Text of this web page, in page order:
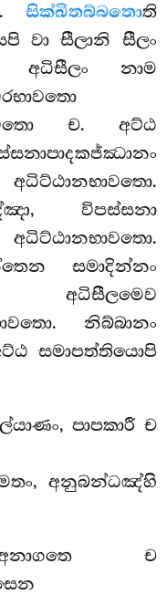
සික්ඛිතබ්බතොති
වා සීලානි සීලං
අධිසීලං නාම
ච. අට්ඨ
විපස්සනා
සමාදින්නං
අධිසීලමෙව
නිබ්බානං
සමාපත්තියොපි
පාපකාරී ච
අනුබන්ධඤ්හි
ච